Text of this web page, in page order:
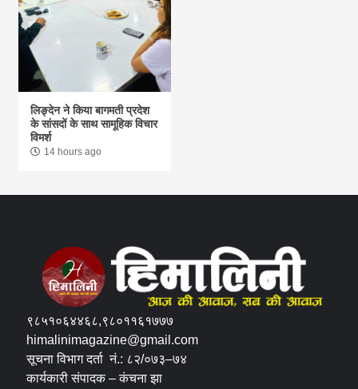
लिङ्देन ने किया बागमती प्रदेश
के सांसदों के साथ सामूहिक विचार
विमर्श
14 hours ago
९८५१०६४४६८,९८०११६१७७७
himalinimagazine@gmail.com
सूचना विभाग दर्ता नं.: ८२/०७३–७४
कार्यकारी संपादक – कंचना झा